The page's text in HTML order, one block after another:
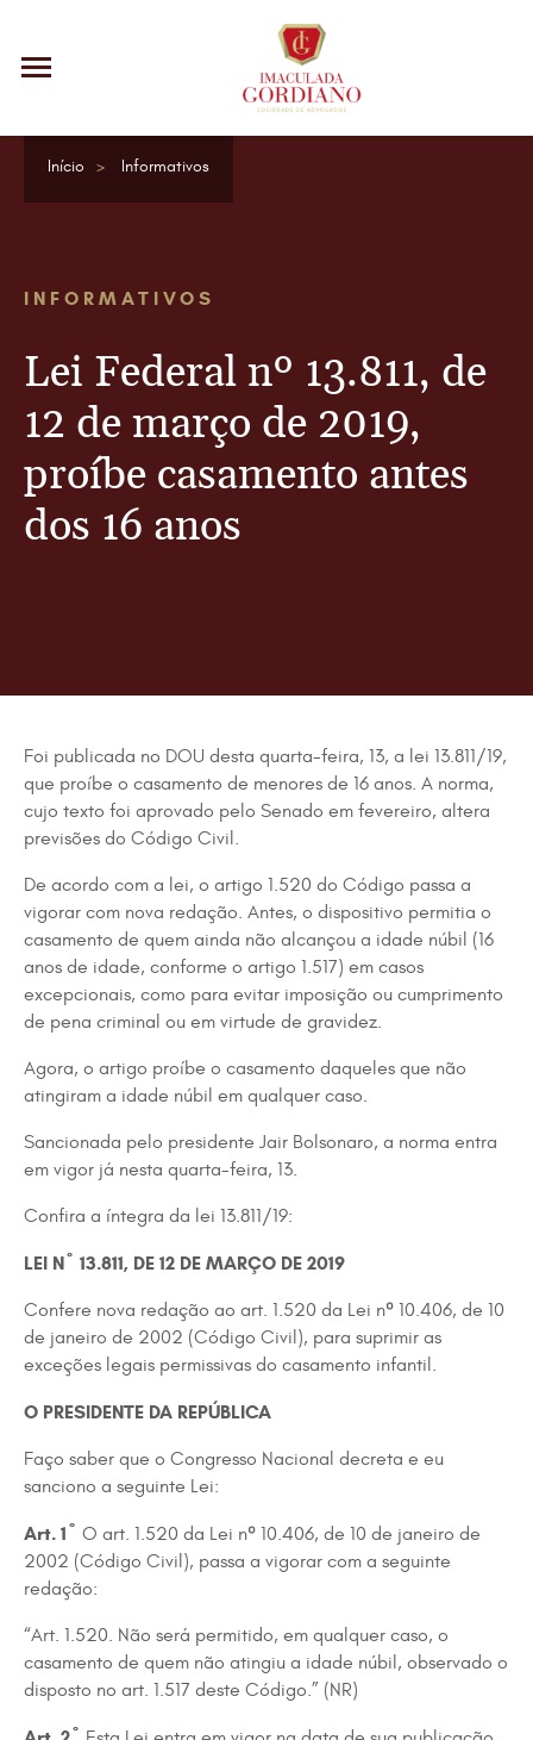
Início Informativos
INFORMATIVOS
Lei Federal nº 13.811, de
12 de março de 2019,
proíbe casamento antes
dos 16 anos
Foi publicada no DOU desta quarta-feira, 13, a lei 13.811/19,
que proíbe o casamento de menores de 16 anos. A norma,
cujo texto foi aprovado pelo Senado em fevereiro, altera
previsões do Código Civil .
De acordo com a lei, o artigo 1.520 do Código passa a
vigorar com nova redação. Antes, o dispositivo permitia o
casamento de quem ainda não alcançou a idade núbil (16
anos de idade, conforme o artigo 1.517) em casos
excepcionais, como para evitar imposição ou cumprimento
de pena criminal ou em virtude de gravidez.
Agora, o artigo proíbe o casamento daqueles que não
atingiram a idade núbil em qualquer caso.
Sancionada pelo presidente Jair Bolsonaro, a norma entra
em vigor já nesta quarta-feira, 13.
Confira a íntegra da lei 13.811/19:
LEI Nº 13.811, DE 12 DE MARÇO DE 2019
Confere nova redação ao art. 1.520 da Lei nº 10.406, de 10
de janeiro de 2002 (Código Civil), para suprimir as
exceções legais permissivas do casamento infantil.
O PRESIDENTE DA REPÚBLICA
Faço saber que o Congresso Nacional decreta e eu
sanciono a seguinte Lei:
Art. 1º O art. 1.520 da Lei nº 10.406, de 10 de janeiro de
2002 (Código Civil), passa a vigorar com a seguinte
redação:
“Art. 1.520. Não será permitido, em qualquer caso, o
casamento de quem não atingiu a idade núbil, observado o
disposto no art. 1.517 deste Código.” (NR)